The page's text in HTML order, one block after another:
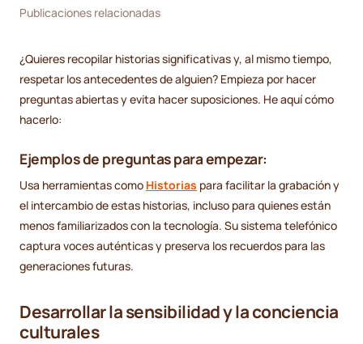
Publicaciones relacionadas
¿Quieres recopilar historias significativas y, al mismo tiempo,
respetar los antecedentes de alguien? Empieza por hacer
preguntas abiertas y evita hacer suposiciones. He aquí cómo
hacerlo:
Ejemplos de preguntas para empezar:
Usa herramientas como Historias para facilitar la grabación y
el intercambio de estas historias, incluso para quienes están
menos familiarizados con la tecnología. Su sistema telefónico
captura voces auténticas y preserva los recuerdos para las
generaciones futuras.
Desarrollar la sensibilidad y la conciencia
culturales